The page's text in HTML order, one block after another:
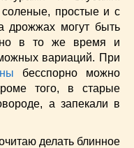
простые и с
дрожжах могут быть
в то же время и
вариаций. При
бесспорно можно
того, в старые
а запекали в
делать блинное